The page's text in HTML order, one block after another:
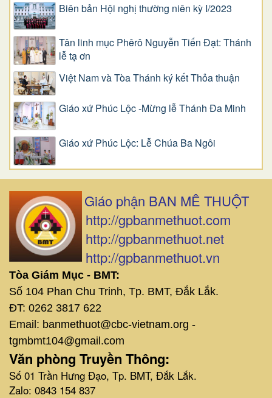
Biên bản Hội nghị thường niên kỳ I/2023
Tân linh mục Phêrô Nguyễn Tiến Đạt: Thánh
lễ tạ ơn
Việt Nam và Tòa Thánh ký kết Thỏa thuận
Giáo xứ Phúc Lộc -Mừng lễ Thánh Đa Minh
Giáo xứ Phúc Lộc: Lễ Chúa Ba Ngôi
Giáo phận BAN MÊ THUỘT
http://gpbanmethuot.com
http://gpbanmethuot.net
http://gpbanmethuot.vn
Tòa Giám Mục - BMT:
Số 104 Phan Chu Trinh, Tp. BMT, Đắk Lắk.
ĐT: 0262 3817 622
Email: banmethuot@cbc-vietnam.org -
tgmbmt104@gmail.com
Văn phòng Truyền Thông:
Số 01 Trần Hưng Đạo, Tp. BMT, Đắk Lắk.
Zalo: 0843 154 837